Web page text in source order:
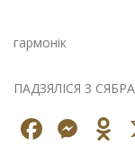
гармонік
ПАДЗЯЛІСЯ З